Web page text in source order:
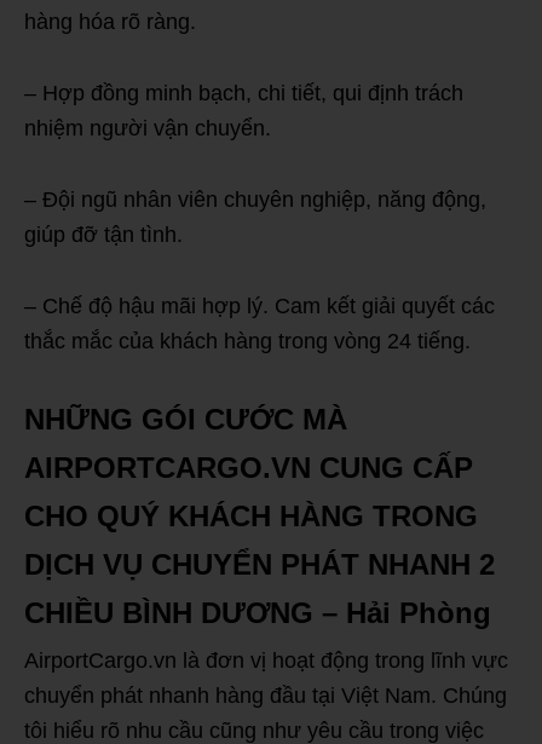
hàng hóa rõ ràng.
– Hợp đồng minh bạch, chi tiết, qui định trách
nhiệm người vận chuyển.
– Đội ngũ nhân viên chuyên nghiệp, năng động,
giúp đỡ tận tình.
– Chế độ hậu mãi hợp lý. Cam kết giải quyết các
thắc mắc của khách hàng trong vòng 24 tiếng.
NHỮNG GÓI CƯỚC MÀ
AIRPORTCARGO.VN CUNG CẤP
CHO QUÝ KHÁCH HÀNG TRONG
DỊCH VỤ CHUYỂN PHÁT NHANH 2
CHIỀU BÌNH DƯƠNG – Hải Phòng
AirportCargo.vn là đơn vị hoạt động trong lĩnh vực
chuyển phát nhanh hàng đầu tại Việt Nam. Chúng
tôi hiểu rõ nhu cầu cũng như yêu cầu trong việc